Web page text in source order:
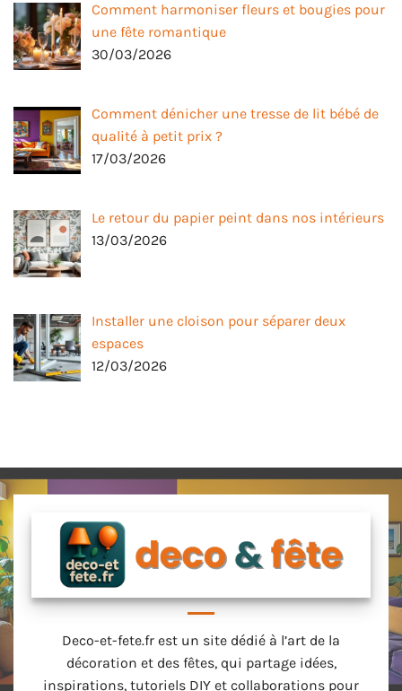
Comment harmoniser fleurs et bougies pour
une fête romantique
30/03/2026
Comment dénicher une tresse de lit bébé de
qualité à petit prix ?
17/03/2026
Le retour du papier peint dans nos intérieurs
13/03/2026
Installer une cloison pour séparer deux
espaces
12/03/2026
Deco-et-fete.fr est un site dédié à l’art de la
décoration et des fêtes, qui partage idées,
inspirations, tutoriels DIY et collaborations pour